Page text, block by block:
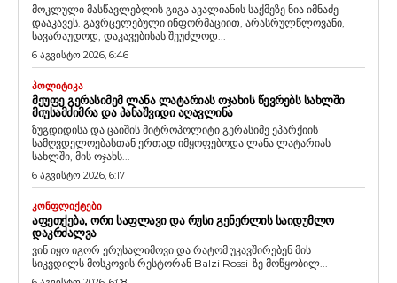
მოკლული მასწავლებლის გიგა ავალიანის საქმეზე ნია იმნაძე
დააკავეს. გავრცელებული ინფორმაციით, არასრულწლოვანი,
სავარაუდოდ, დაკავებისას შეუძლოდ...
6 აგვისტო 2026, 6:46
ᲞᲝᲚᲘᲢᲘᲙᲐ
ᲛᲔᲣᲤᲔ ᲒᲔᲠᲐᲡᲘᲛᲔᲛ ᲚᲐᲜᲐ ᲚᲐᲢᲐᲠᲘᲐᲡ ᲝᲯᲐᲮᲘᲡ ᲬᲔᲕᲠᲔᲑᲡ ᲡᲐᲮᲚᲨᲘ
ᲛᲘᲣᲡᲐᲛᲫᲘᲛᲠᲐ ᲓᲐ ᲞᲐᲜᲐᲨᲕᲘᲓᲘ ᲐᲦᲐᲕᲚᲘᲜᲐ
ზუგდიდისა და ცაიშის მიტროპოლიტი გერასიმე ეპარქიის
სამღვდელოებასთან ერთად იმყოფებოდა ლანა ლატარიას
სახლში, მის ოჯახს...
6 აგვისტო 2026, 6:17
ᲙᲝᲜᲤᲚᲘᲥᲢᲔᲑᲘ
ᲐᲤᲔᲗᲥᲔᲑᲐ, ᲝᲠᲘ ᲡᲐᲤᲚᲐᲕᲘ ᲓᲐ ᲠᲣᲡᲘ ᲒᲔᲜᲔᲠᲚᲘᲡ ᲡᲐᲘᲓᲣᲛᲚᲝ
ᲓᲐᲙᲠᲫᲐᲚᲕᲐ
ვინ იყო იგორ ერუსალიმოვი და რატომ უკავშირებენ მის
სიკვდილს მოსკოვის რესტორან Balzi Rossi-ზე მოწყობილ...